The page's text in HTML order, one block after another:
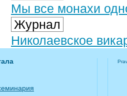
Мы все монахи
Журнал
Николаевское